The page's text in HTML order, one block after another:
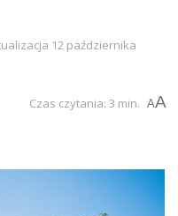
12 października
Czas czytania: 3 min. AA